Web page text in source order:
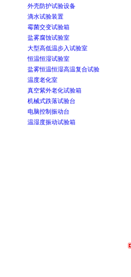
外壳防护试验设备
滴水试验装置
霉菌交变试验箱
盐雾腐蚀试验室
大型高低温步入试验室
恒温恒湿试验室
盐雾恒温恒湿高温复合试验
温度老化室
真空紫外老化试验箱
机械式跌落试验台
电脑控制振动台
温湿度振动试验箱